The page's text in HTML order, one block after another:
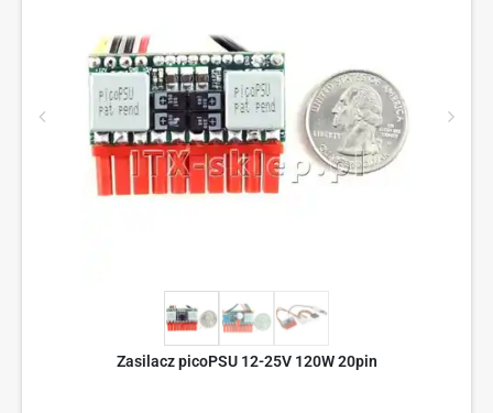
Zasilacz picoPSU 12-25V 120W 20pin